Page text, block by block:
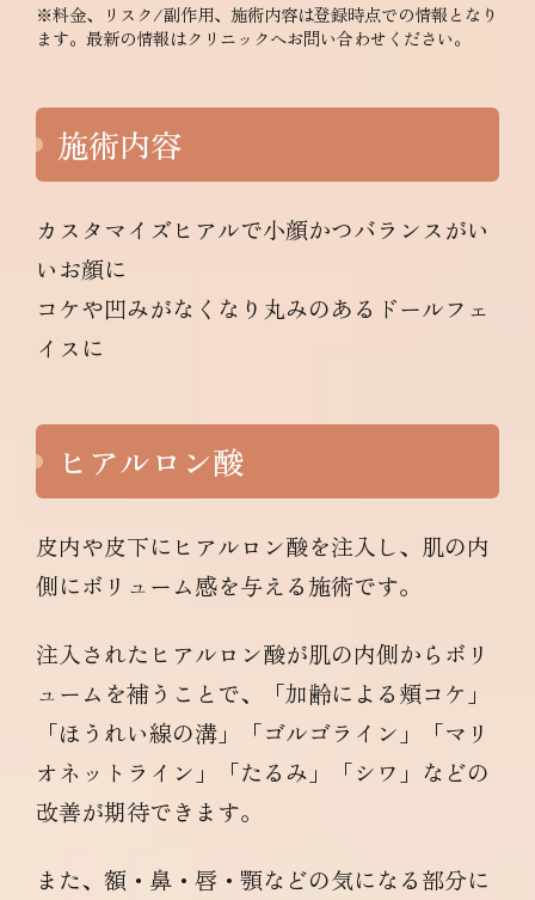
※料金、リスク/副作用、施術内容は登録時点での情報となり
ます。最新の情報はクリニックへお問い合わせください。
施術内容
カスタマイズヒアルで小顔かつバランスがい
いお顔に
コケや凹みがなくなり丸みのあるドールフェ
イスに
ヒアルロン酸
皮内や皮下にヒアルロン酸を注入し、肌の内
側にボリューム感を与える施術です。
注入されたヒアルロン酸が肌の内側からボリ
ュームを補うことで、「加齢による頬コケ」
「ほうれい線の溝」「ゴルゴライン」「マリ
オネットライン」「たるみ」「シワ」などの
改善が期待できます。
また、額・鼻・唇・顎などの気になる部分に